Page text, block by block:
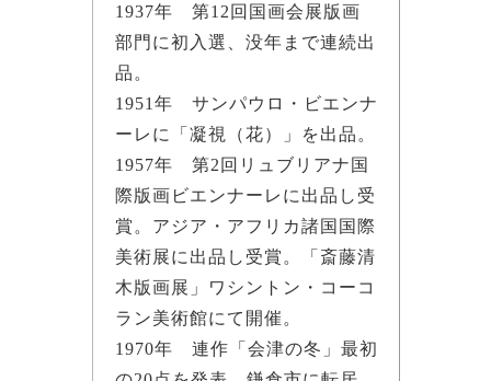
1937年 第12回国画会展版画
部門に初入選、没年まで連続出
品。
1951年 サンパウロ・ビエンナ
ーレに「凝視（花）」を出品。
1957年 第2回リュブリアナ国
際版画ビエンナーレに出品し受
賞。アジア・アフリカ諸国国際
美術展に出品し受賞。「斎藤清
木版画展」ワシントン・コーコ
ラン美術館にて開催。
1970年 連作「会津の冬」最初